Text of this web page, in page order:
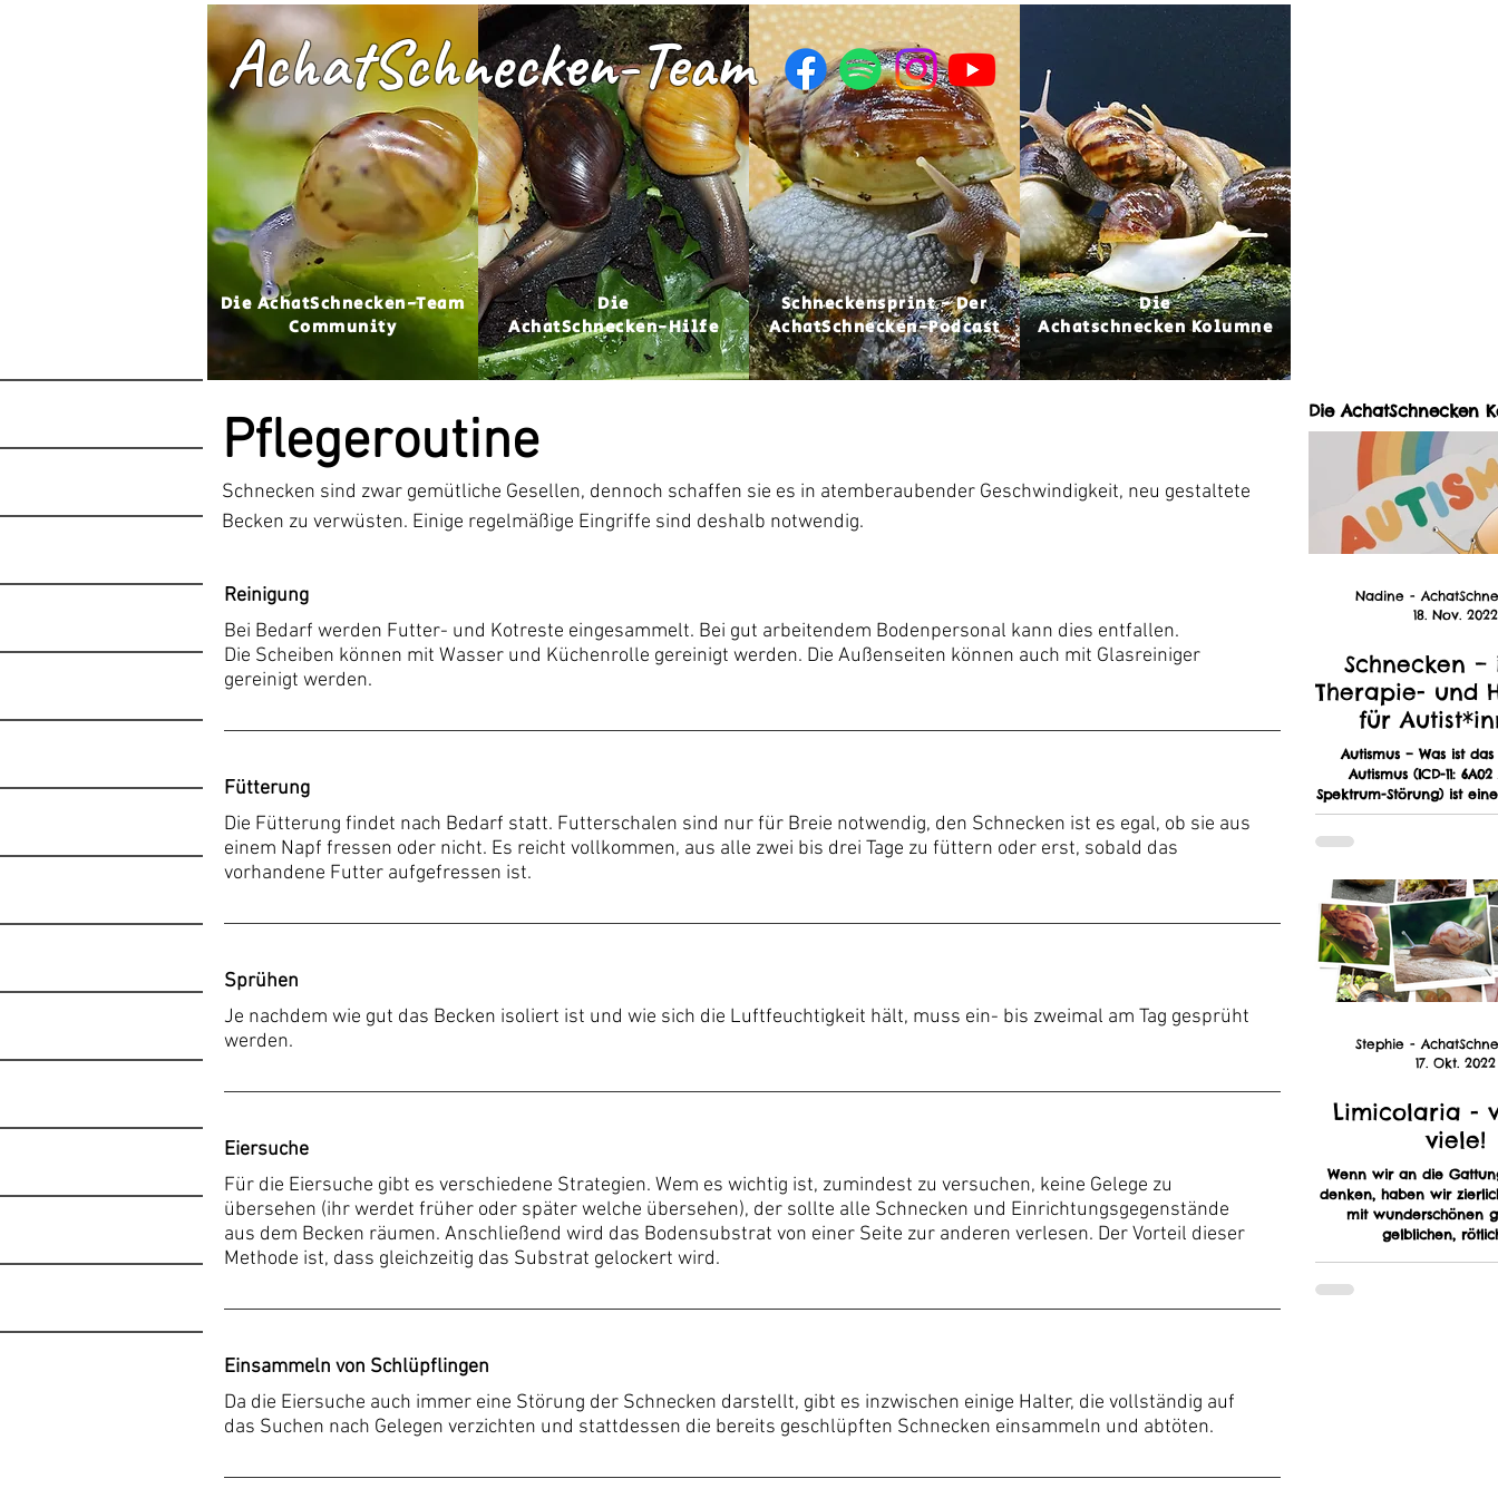
AchatSchnecken-Team
Die AchatSchnecken-Team
Community
Die
AchatSchnecken-Hilfe
Schneckensprint - Der
AchatSchnecken-Podcast
Die
Achatschnecken Kolumne
Pflegeroutine
Schnecken sind zwar gemütliche Gesellen, dennoch schaffen sie es in atemberaubender Geschwindigkeit, neu gestaltete
Becken zu verwüsten. Einige regelmäßige Eingriffe sind deshalb notwendig.
Reinigung
Bei Bedarf werden Futter- und Kotreste eingesammelt. Bei gut arbeitendem Bodenpersonal kann dies entfallen.
Die Scheiben können mit Wasser und Küchenrolle gereinigt werden. Die Außenseiten können auch mit Glasreiniger
gereinigt werden.
Fütterung
Die Fütterung findet nach Bedarf statt. Futterschalen sind nur für Breie notwendig, den Schnecken ist es egal, ob sie aus
einem Napf fressen oder nicht. Es reicht vollkommen, aus alle zwei bis drei Tage zu füttern oder erst, sobald das
vorhandene Futter aufgefressen ist.
Sprühen
Je nachdem wie gut das Becken isoliert ist und wie sich die Luftfeuchtigkeit hält, muss ein- bis zweimal am Tag gesprüht
werden.
Eiersuche
Für die Eiersuche gibt es verschiedene Strategien. Wem es wichtig ist, zumindest zu versuchen, keine Gelege zu
übersehen (ihr werdet früher oder später welche übersehen), der sollte alle Schnecken und Einrichtungsgegenstände
aus dem Becken räumen. Anschließend wird das Bodensubstrat von einer Seite zur anderen verlesen. Der Vorteil dieser
Methode ist, dass gleichzeitig das Substrat gelockert wird.
Einsammeln von Schlüpflingen
Da die Eiersuche auch immer eine Störung der Schnecken darstellt, gibt es inzwischen einige Halter, die vollständig auf
das Suchen nach Gelegen verzichten und stattdessen die bereits geschlüpften Schnecken einsammeln und abtöten.
Schnecken
Therapie- und
für
Autismus – Was ist
Autismus (ICD-11:
Spektrum-Störung) ist eine hauptsächlich
genetisch
18. Nov. 2022
Limicolaria -
viele!
Wenn wir an die
denken, haben wir
mit wunderschönen
gelblichen,
17. Okt. 2022
Die AchatSchnecken